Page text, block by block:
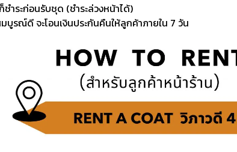
ำระก่อนรับชุด (ชำระล่วงหน้าได้)
รณ์ดี จะโอนเงินประกันคืนให้ลูกค้าภายใน 7 วัน